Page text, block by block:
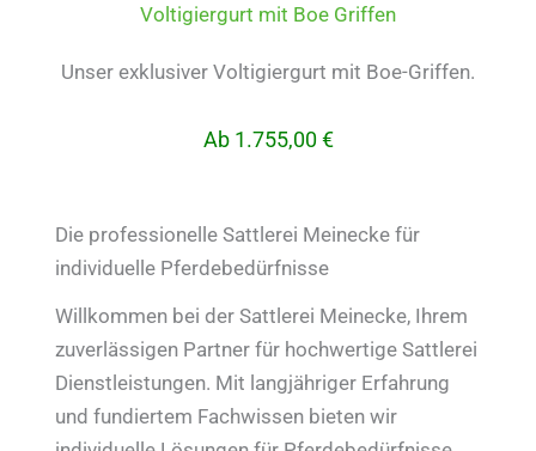
Voltigiergurt mit Boe Griffen
Unser exklusiver Voltigiergurt mit Boe-Griffen.
Ab 1.755,00 €
Die professionelle Sattlerei Meinecke für
individuelle Pferdebedürfnisse
Willkommen bei der Sattlerei Meinecke, Ihrem
zuverlässigen Partner für hochwertige Sattlerei
Dienstleistungen. Mit langjähriger Erfahrung
und fundiertem Fachwissen bieten wir